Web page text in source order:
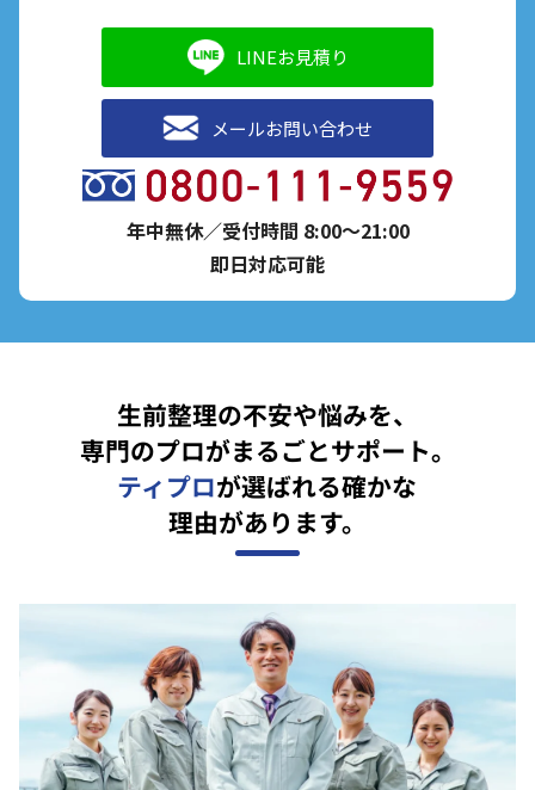
LINEお見積り
メールお問い合わせ
年中無休／受付時間 8:00～21:00
即日対応可能
生前整理の不安や悩みを、
専門のプロがまるごとサポート。
ティプロが選ばれる確かな
理由があります。